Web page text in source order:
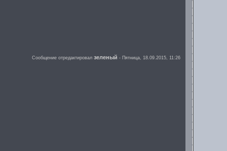
Сообщение отредактировал зеленый - Пятница, 18.09.2015, 11:26